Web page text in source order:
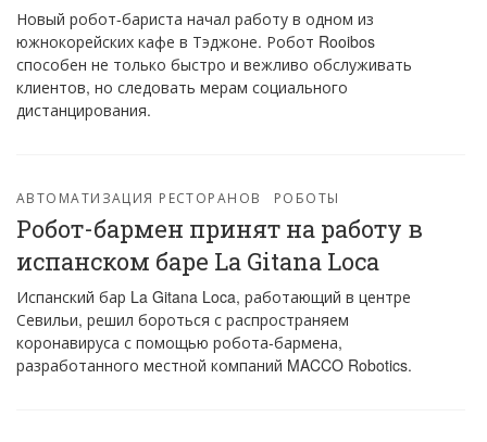
Новый робот-бариста начал работу в одном из
южнокорейских кафе в Тэджоне. Робот Rooibos
способен не только быстро и вежливо обслуживать
клиентов, но следовать мерам социального
дистанцирования.
АВТОМАТИЗАЦИЯ РЕСТОРАНОВ РОБОТЫ
Робот-бармен принят на работу в
испанском баре La Gitana Loca
Испанский бар La Gitana Loca, работающий в центре
Севильи, решил бороться с распространяем
коронавируса с помощью робота-бармена,
разработанного местной компаний MACCO Robotics.